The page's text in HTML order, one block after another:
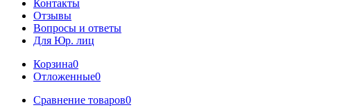
Контакты
Отзывы
Вопросы и ответы
Для Юр. лиц
Корзина0
Отложенные0
Сравнение товаров0